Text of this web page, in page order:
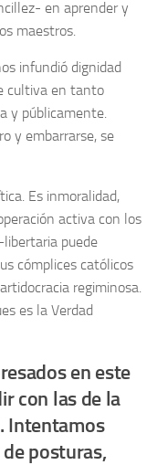
en aprender y
maestros.
infundió dignidad
cultiva en tanto
y públicamente.
y embarrarse, se
Es inmoralidad,
activa con los
puede
cómplices católicos
regiminosa.
es la Verdad
en este
con las de la
Intentamos
posturas,